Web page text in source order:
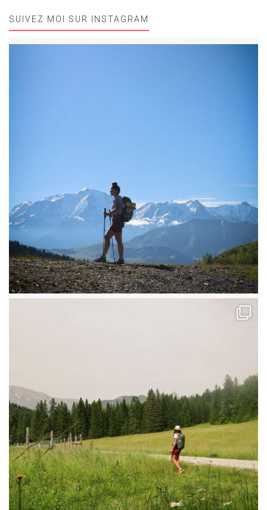
SUIVEZ MOI SUR INSTAGRAM